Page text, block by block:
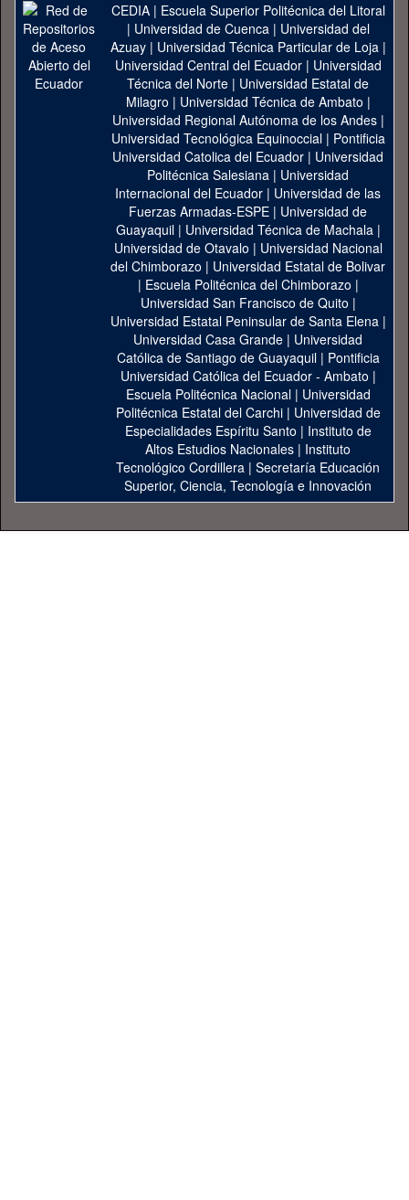
CEDIA| Escuela Superior Politécnica del Litoral
| Universidad de Cuenca| Universidad del
Azuay| Universidad Técnica Particular de Loja|
Universidad Central del Ecuador| Universidad
Técnica del Norte | Universidad Estatal de
Milagro | Universidad Técnica de Ambato |
Universidad Regional Autónoma de los Andes|
Universidad Tecnológica Equinoccial| Pontificia
Universidad Catolica del Ecuador | Universidad
Politécnica Salesiana | Universidad
Internacional del Ecuador | Universidad de las
Fuerzas Armadas-ESPE | Universidad de
Guayaquil| Universidad Técnica de Machala|
Universidad de Otavalo | Universidad Nacional
del Chimborazo | Universidad Estatal de Bolivar
| Escuela Politécnica del Chimborazo |
Universidad San Francisco de Quito |
Universidad Estatal Peninsular de Santa Elena|
Universidad Casa Grande | Universidad
Católica de Santiago de Guayaquil| Pontificia
Universidad Católica del Ecuador - Ambato |
Escuela Politécnica Nacional| Universidad
Politécnica Estatal del Carchi| Universidad de
Especialidades Espíritu Santo | Instituto de
Altos Estudios Nacionales | Instituto
Tecnológico Cordillera | Secretaría Educación
Superior, Ciencia, Tecnología e Innovación